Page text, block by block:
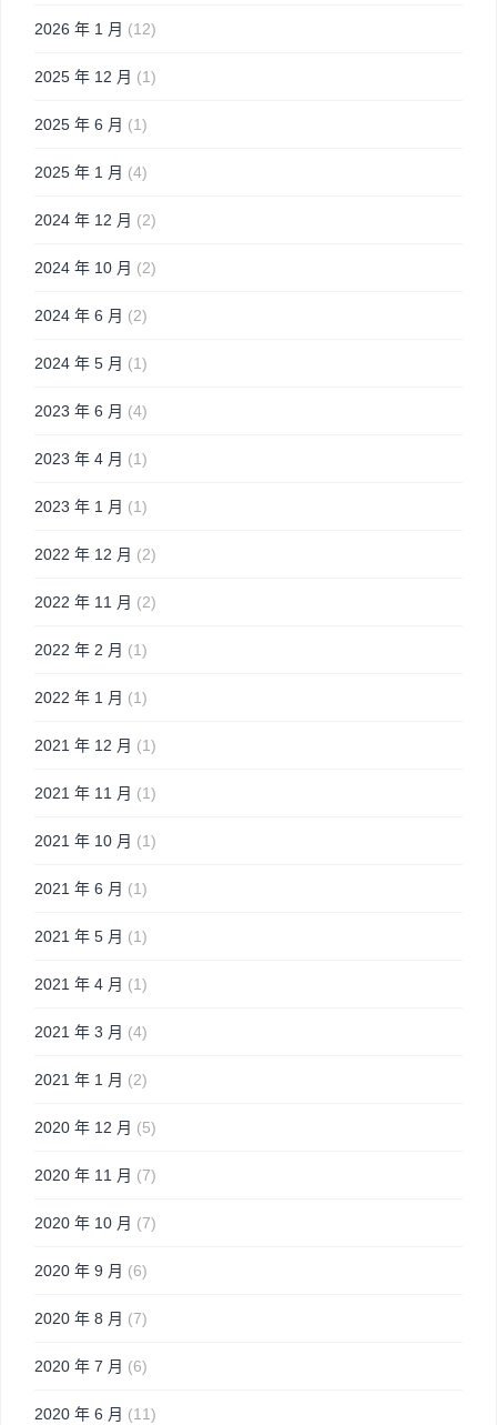
2026 年 1 月 (12)
2025 年 12 月 (1)
2025 年 6 月 (1)
2025 年 1 月 (4)
2024 年 12 月 (2)
2024 年 10 月 (2)
2024 年 6 月 (2)
2024 年 5 月 (1)
2023 年 6 月 (4)
2023 年 4 月 (1)
2023 年 1 月 (1)
2022 年 12 月 (2)
2022 年 11 月 (2)
2022 年 2 月 (1)
2022 年 1 月 (1)
2021 年 12 月 (1)
2021 年 11 月 (1)
2021 年 10 月 (1)
2021 年 6 月 (1)
2021 年 5 月 (1)
2021 年 4 月 (1)
2021 年 3 月 (4)
2021 年 1 月 (2)
2020 年 12 月 (5)
2020 年 11 月 (7)
2020 年 10 月 (7)
2020 年 9 月 (6)
2020 年 8 月 (7)
2020 年 7 月 (6)
2020 年 6 月 (11)